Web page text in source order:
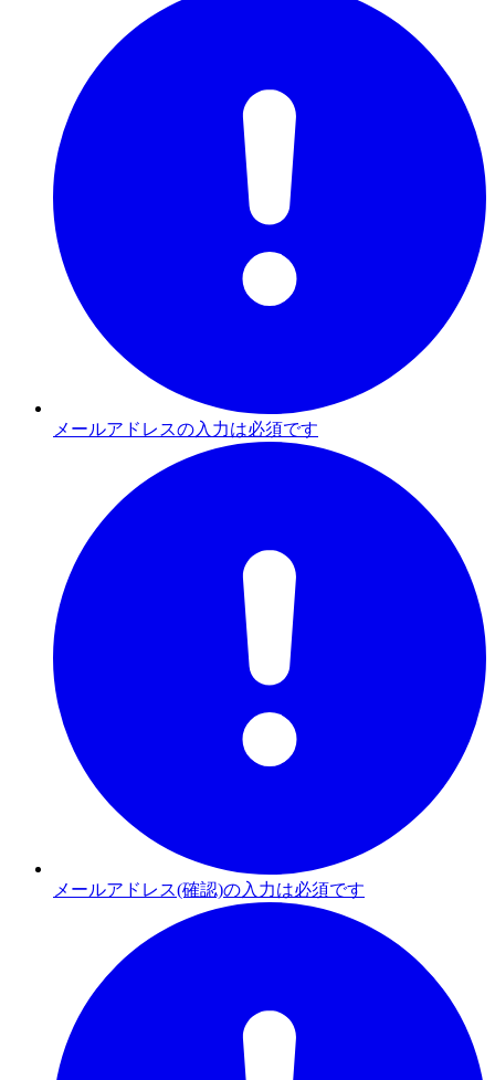
メールアドレスの入力は必須です
メールアドレス(確認)の入力は必須です